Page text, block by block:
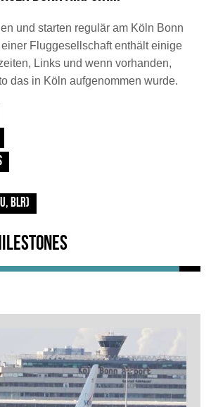
und starten regulär am Köln Bonn
Fluggesellschaft enthält einige
Links und wenn vorhanden,
das in Köln aufgenommen wurde.
BLR)